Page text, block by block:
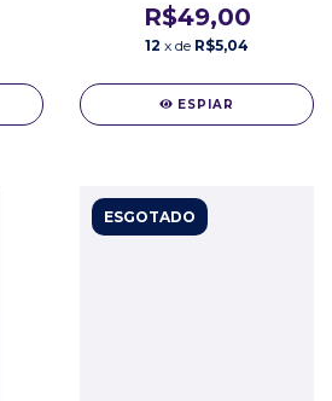
R$49,00
12 x de R$5,04
ESPIAR
ESGOTADO